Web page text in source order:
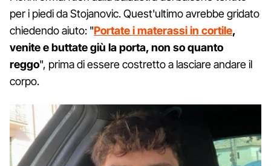
per i piedi da Stojanovic. Quest'ultimo avrebbe gridato
chiedendo aiuto: "Portate i materassi in cortile,
venite e buttate giù la porta, non so quanto
reggo", prima di essere costretto a lasciare andare il
corpo.